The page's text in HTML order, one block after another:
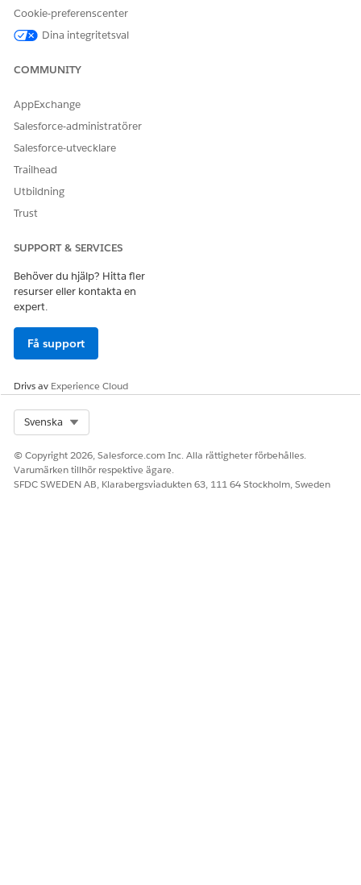
JSON-struktur för presentationer
Förstå hierarkin och strukturen för de JSON-egenskaper
Intelligent innehåll-presentationer.
Funktioner för presentationsspelare
Du kan inkludera JavaScript-kod i presentationens ZIP-fil
aktiverar dynamiskt, interaktivt presentationsinnehåll som
kan fråga data, navigera i bilder, uppdatera poster, starta
e-postmeddelanden, starta eller stoppa spårningsmått och
När en händelse inträffar i mobilappen Life Sciences
Cloud kan du använda en callback-händelsefunktion för
exempel kan händelser utlösas när användare pausar eller
återupptar spårning av presentationsmått.
LÖSTE DENNA ARTIKEL DITT PROBLEM?
Ja
Cookie-preferenscenter
Dina integritetsval
COMMUNITY
AppExchange
Salesforce-administratörer
Salesforce-utvecklare
Trailhead
Utbildning
Trust
SUPPORT & SERVICES
Behöver du hjälp? Hitta fler
resurser eller kontakta en
expert.
Få support
Drivs av Experience Cloud
Svenska
© Copyright 2026, Salesforce.com Inc. Alla rättigheter förbehålles.
Varumärken tillhör respektive ägare.
SFDC SWEDEN AB, Klarabergsviadukten 63, 111 64 Stockholm, Sweden